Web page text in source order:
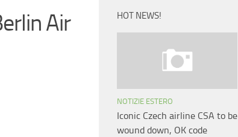
Air
HOT NEWS!
NOTIZIE ESTERO
Iconic Czech airline CSA to be
wound down, OK code